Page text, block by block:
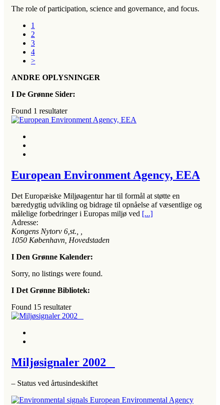
The role of participation, science and governance, and focus.
1
2
3
4
>
ANDRE OPLYSNINGER
I De Grønne Sider:
Found 1 resultater
European Environment Agency, EEA
Det Europæiske Miljøagentur har til formål at støtte en
bæredygtig udvikling og bidrage til opnåelse af væsentlige og
målelige forbedringer i Europas miljø ved [...]
Adresse:
Kongens Nytorv 6,st.
1050 København, Hovedstaden
I Den Grønne Kalender:
Sorry, no listings were found.
I Det Grønne Bibliotek:
Found 15 resultater
Miljøsignaler 2002
– Status ved årtusindeskiftet